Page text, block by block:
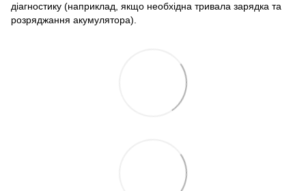
діагностику (наприклад, якщо необхідна тривала зарядка та
розряджання акумулятора).